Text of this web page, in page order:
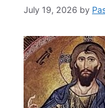
July 19, 2026 by